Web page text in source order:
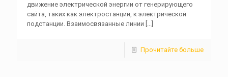
движение электрической энергии от генерирующего
сайта, таких как электростанции, к электрической
подстанции. Взаимосвязанные линии [...]
Прочитайте больше